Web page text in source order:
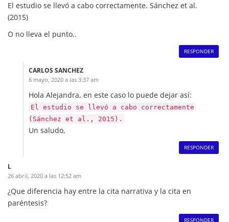
El estudio se llevó a cabo correctamente. Sánchez et al.
(2015)
O no lleva el punto..
RESPONDER
CARLOS SANCHEZ
6 mayo, 2020 a las 3:37 am
Hola Alejandra, en este caso lo puede dejar así:
El estudio se llevó a cabo correctamente
(Sánchez et al., 2015).
Un saludo,
RESPONDER
L
26 abril, 2020 a las 12:52 am
¿Que diferencia hay entre la cita narrativa y la cita en
paréntesis?
RESPONDER